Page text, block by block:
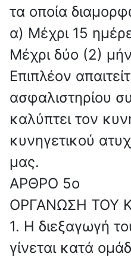
τα οποία
α) Μέχρι 15
Μέχρι δύο (2)
Επιπλέον
ασφαλιστηρίου
καλύπτει τον
κυνηγετικού
μας.
ΑΡΘΡΟ 5o
ΟΡΓΑΝΩΣΗ ΤΟΥ
1. Η διεξαγωγή
γίνεται κατά